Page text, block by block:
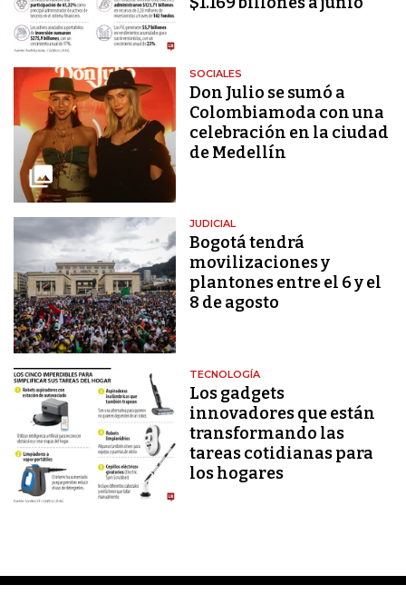
SOCIALES
Don Julio se sumó a
Colombiamoda con una
celebración en la ciudad
de Medellín
JUDICIAL
Bogotá tendrá
movilizaciones y
plantones entre el 6 y el
8 de agosto
TECNOLOGÍA
Los gadgets
innovadores que están
transformando las
tareas cotidianas para
los hogares